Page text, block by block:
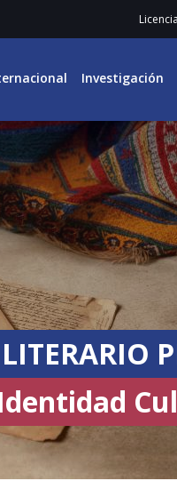
Investigación